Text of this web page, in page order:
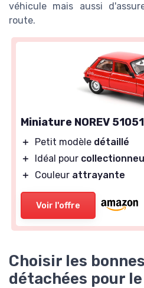
véhicule mais aussi
route.
Miniature NOREV
＋ Petit modèle détaillé
＋
Idéal pour
＋
Couleur attrayante
Voir l'offre
Choisir les
détachées pour